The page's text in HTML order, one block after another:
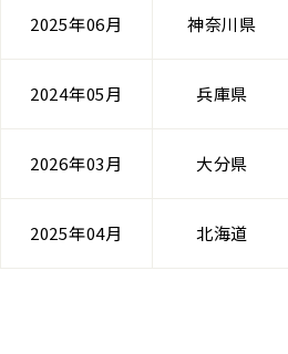
2025年06月 神奈川県
2024年05月 兵庫県
2026年03月 大分県
2025年04月 北海道